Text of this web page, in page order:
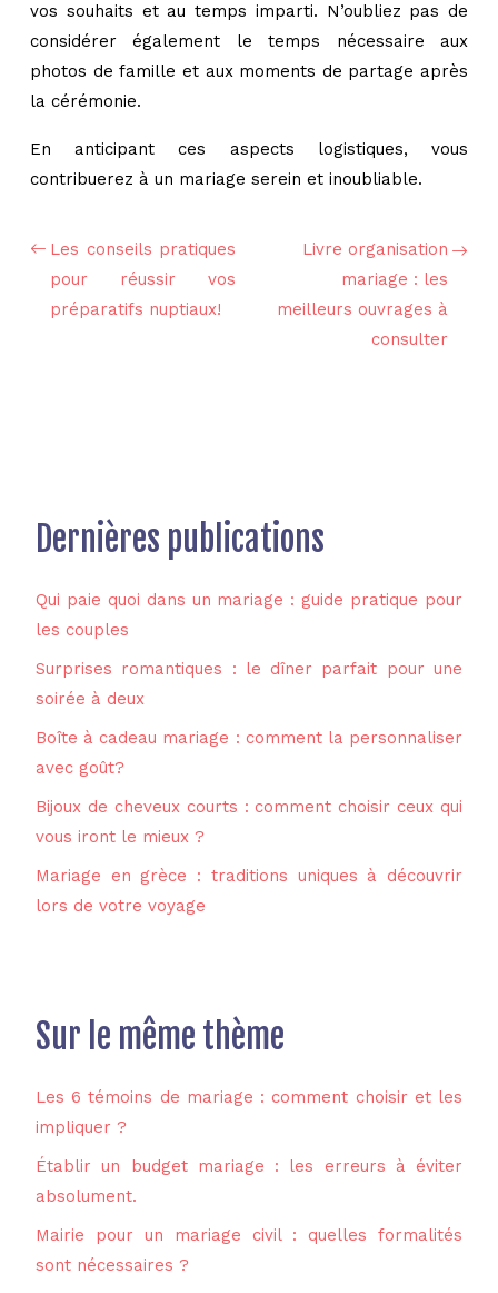
vos souhaits et au temps imparti. N’oubliez pas de
considérer également le temps nécessaire aux
photos de famille et aux moments de partage après
la cérémonie.
En anticipant ces aspects logistiques, vous
contribuerez à un mariage serein et inoubliable.
Les conseils pratiques
pour réussir vos
préparatifs nuptiaux!
Livre organisation
mariage : les
meilleurs ouvrages à
consulter
Dernières publications
Qui paie quoi dans un mariage : guide pratique pour
les couples
Surprises romantiques : le dîner parfait pour une
soirée à deux
Boîte à cadeau mariage : comment la personnaliser
avec goût?
Bijoux de cheveux courts : comment choisir ceux qui
vous iront le mieux ?
Mariage en grèce : traditions uniques à découvrir
lors de votre voyage
Sur le même thème
Les 6 témoins de mariage : comment choisir et les
impliquer ?
Établir un budget mariage : les erreurs à éviter
absolument.
Mairie pour un mariage civil : quelles formalités
sont nécessaires ?